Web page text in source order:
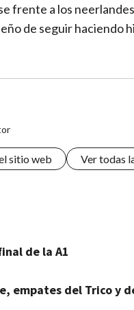
frente a los
de seguir haciendo
sitio web Ver todas
de la A1
empates del Trico y